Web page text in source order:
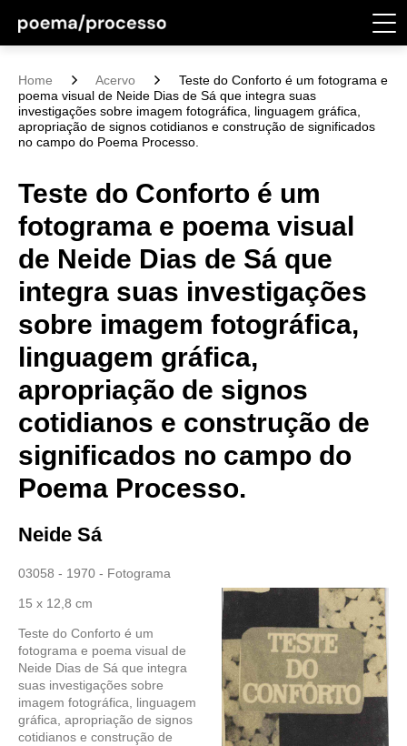
Home Acervo
Teste do Conforto é um fotograma e
poema visual de Neide Dias de Sá que integra suas
investigações sobre imagem fotográfica, linguagem gráfica,
apropriação de signos cotidianos e construção de significados
no campo do Poema Processo.
Teste do Conforto é um
fotograma e poema visual
de Neide Dias de Sá que
integra suas investigações
sobre imagem fotográfica,
linguagem gráfica,
apropriação de signos
cotidianos e construção de
significados no campo do
Poema Processo.
Neide Sá
03058 - 1970 - Fotograma
15 x 12,8 cm
Teste do Conforto é um
fotograma e poema visual de
Neide Dias de Sá que integra
suas investigações sobre
imagem fotográfica, linguagem
gráfica, apropriação de signos
cotidianos e construção de